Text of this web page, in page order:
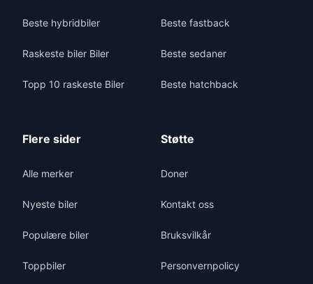
Beste hybridbiler
Raskeste biler Biler
Topp 10 raskeste Biler
Beste fastback
Beste sedaner
Beste hatchback
Flere sider
Alle merker
Nyeste biler
Populære biler
Toppbiler
Støtte
Doner
Kontakt oss
Bruksvilkår
Personvernpolicy